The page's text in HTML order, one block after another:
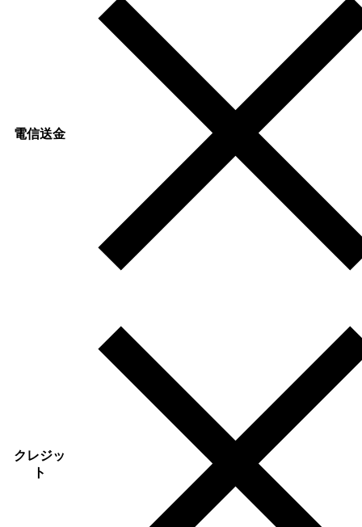
電信送金
クレジッ
ト